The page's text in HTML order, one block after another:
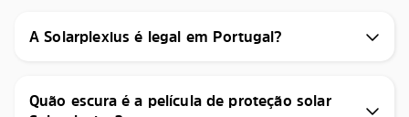
A Solarplexius é legal em Portugal?
Quão escura é a película de proteção solar